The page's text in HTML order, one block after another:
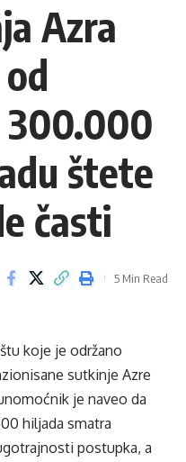
Azra
300.000
štete
časti
5 Min Read
koje je održano
sutkinje Azre
je naveo da
hiljada smatra
postupka, a